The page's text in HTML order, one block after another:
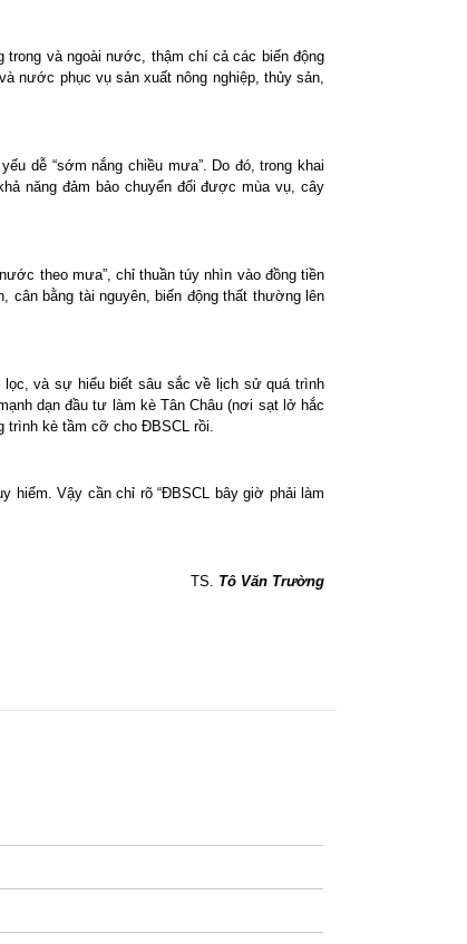
và ngoài nước, thậm chí cả các biến động
nước phục vụ sản xuất nông nghiệp, thủy sản,
dễ “sớm nắng chiều mưa”. Do đó, trong khai
năng đảm bảo chuyển đổi được mùa vụ, cây
theo mưa”, chỉ thuần túy nhìn vào đồng tiền
cân bằng tài nguyên, biến động thất thường lên
lọc, và sự hiểu biết sâu sắc về lịch sử quá trình
dạn đầu tư làm kè Tân Châu (nơi sạt lở hắc
trình kè tầm cỡ cho ĐBSCL rồi.
hiểm. Vậy cần chỉ rõ “ĐBSCL bây giờ phải làm
TS. Tô Văn Trường